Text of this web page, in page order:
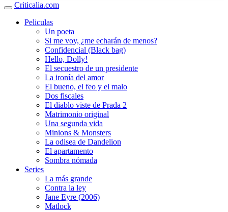
Criticalia.com
Peliculas
Un poeta
Si me voy, ¿me echarán de menos?
Confidencial (Black bag)
Hello, Dolly!
El secuestro de un presidente
La ironía del amor
El bueno, el feo y el malo
Dos fiscales
El diablo viste de Prada 2
Matrimonio original
Una segunda vida
Minions & Monsters
La odisea de Dandelion
El apartamento
Sombra nómada
Series
La más grande
Contra la ley
Jane Eyre (2006)
Matlock